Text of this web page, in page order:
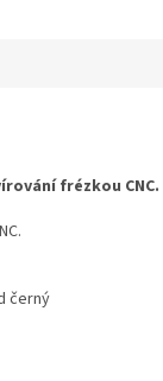
frézkou CNC.
černý